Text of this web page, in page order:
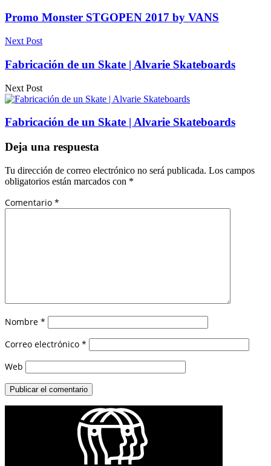
Promo Monster STGOPEN 2017 by VANS
Next Post
Fabricación de un Skate | Alvarie Skateboards
Next Post
Fabricación de un Skate | Alvarie Skateboards
Deja una respuesta
Tu dirección de correo electrónico no será publicada. Los campos
obligatorios están marcados con *
Comentario *
Nombre *
Correo electrónico *
Web